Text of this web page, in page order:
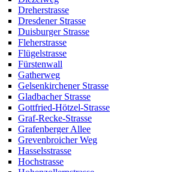
Dreherstrasse
Dresdener Strasse
Duisburger Strasse
Fleherstrasse
Flügelstrasse
Fürstenwall
Gatherweg
Gelsenkirchener Strasse
Gladbacher Strasse
Gottfried-Hötzel-Strasse
Graf-Recke-Strasse
Grafenberger Allee
Grevenbroicher Weg
Hasselsstrasse
Hochstrasse